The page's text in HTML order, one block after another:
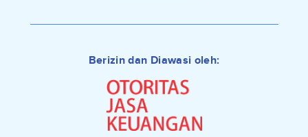
Berizin dan Diawasi oleh: